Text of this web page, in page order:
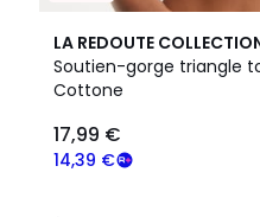
LA REDOUTE
Soutien-gorge triangle
Cottone
€
souscrivez
14,39 €
17,99 €
4,2
/ 5
4
Couleurs